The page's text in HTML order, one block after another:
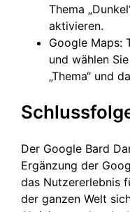
Thema
aktivieren.
Google Maps:
und wählen
„Thema“ und
Der Google Bard
Ergänzung der
das Nutzererlebnis
der ganzen Welt